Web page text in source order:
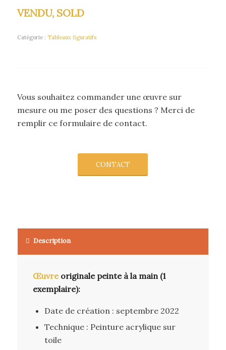
VENDU, SOLD
Catégorie : Tableaux figuratifs
Vous souhaitez commander une œuvre sur
mesure ou me poser des questions ? Merci de
remplir ce formulaire de contact.
CONTACT
Description
Œuvreoriginale peinte à la main (1
exemplaire):
Date de création : septembre 2022
Technique : Peinture acrylique sur
toile